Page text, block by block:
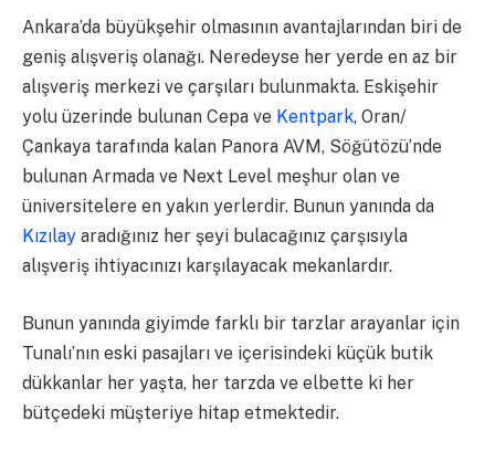
Ankara’da büyükşehir olmasının avantajlarından biri de
geniş alışveriş olanağı. Neredeyse her yerde en az bir
alışveriş merkezi ve çarşıları bulunmakta. Eskişehir
yolu üzerinde bulunan Cepa ve Kentpark, Oran/
Çankaya tarafında kalan Panora AVM, Söğütözü’nde
bulunan Armada ve Next Level meşhur olan ve
üniversitelere en yakın yerlerdir. Bunun yanında da
Kızılay aradığınız her şeyi bulacağınız çarşısıyla
alışveriş ihtiyacınızı karşılayacak mekanlardır.
Bunun yanında giyimde farklı bir tarzlar arayanlar için
Tunalı’nın eski pasajları ve içerisindeki küçük butik
dükkanlar her yaşta, her tarzda ve elbette ki her
bütçedeki müşteriye hitap etmektedir.